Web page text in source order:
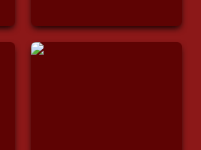
INSOSTENIBILE: